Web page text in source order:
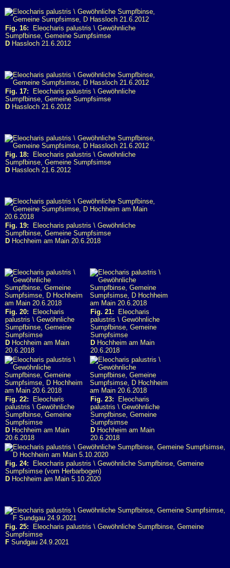
Fig. 16: Eleocharis palustris \ Gewöhnliche
Sumpfbinse, Gemeine Sumpfsimse
D Hassloch 21.6.2012
Fig. 17: Eleocharis palustris \ Gewöhnliche
Sumpfbinse, Gemeine Sumpfsimse
D Hassloch 21.6.2012
Fig. 18: Eleocharis palustris \ Gewöhnliche
Sumpfbinse, Gemeine Sumpfsimse
D Hassloch 21.6.2012
Fig. 19: Eleocharis palustris \ Gewöhnliche
Sumpfbinse, Gemeine Sumpfsimse
D Hochheim am Main 20.6.2018
Fig. 20: Eleocharis
palustris \ Gewöhnliche
Sumpfbinse, Gemeine
Sumpfsimse
D Hochheim am Main
20.6.2018
Fig. 21: Eleocharis
palustris \ Gewöhnliche
Sumpfbinse, Gemeine
Sumpfsimse
D Hochheim am Main
20.6.2018
Fig. 22: Eleocharis
palustris \ Gewöhnliche
Sumpfbinse, Gemeine
Sumpfsimse
D Hochheim am Main
20.6.2018
Fig. 23: Eleocharis
palustris \ Gewöhnliche
Sumpfbinse, Gemeine
Sumpfsimse
D Hochheim am Main
20.6.2018
Fig. 24: Eleocharis palustris \ Gewöhnliche Sumpfbinse, Gemeine
Sumpfsimse (vom Herbarbogen)
D Hochheim am Main 5.10.2020
Fig. 25: Eleocharis palustris \ Gewöhnliche Sumpfbinse, Gemeine
Sumpfsimse
F Sundgau 24.9.2021